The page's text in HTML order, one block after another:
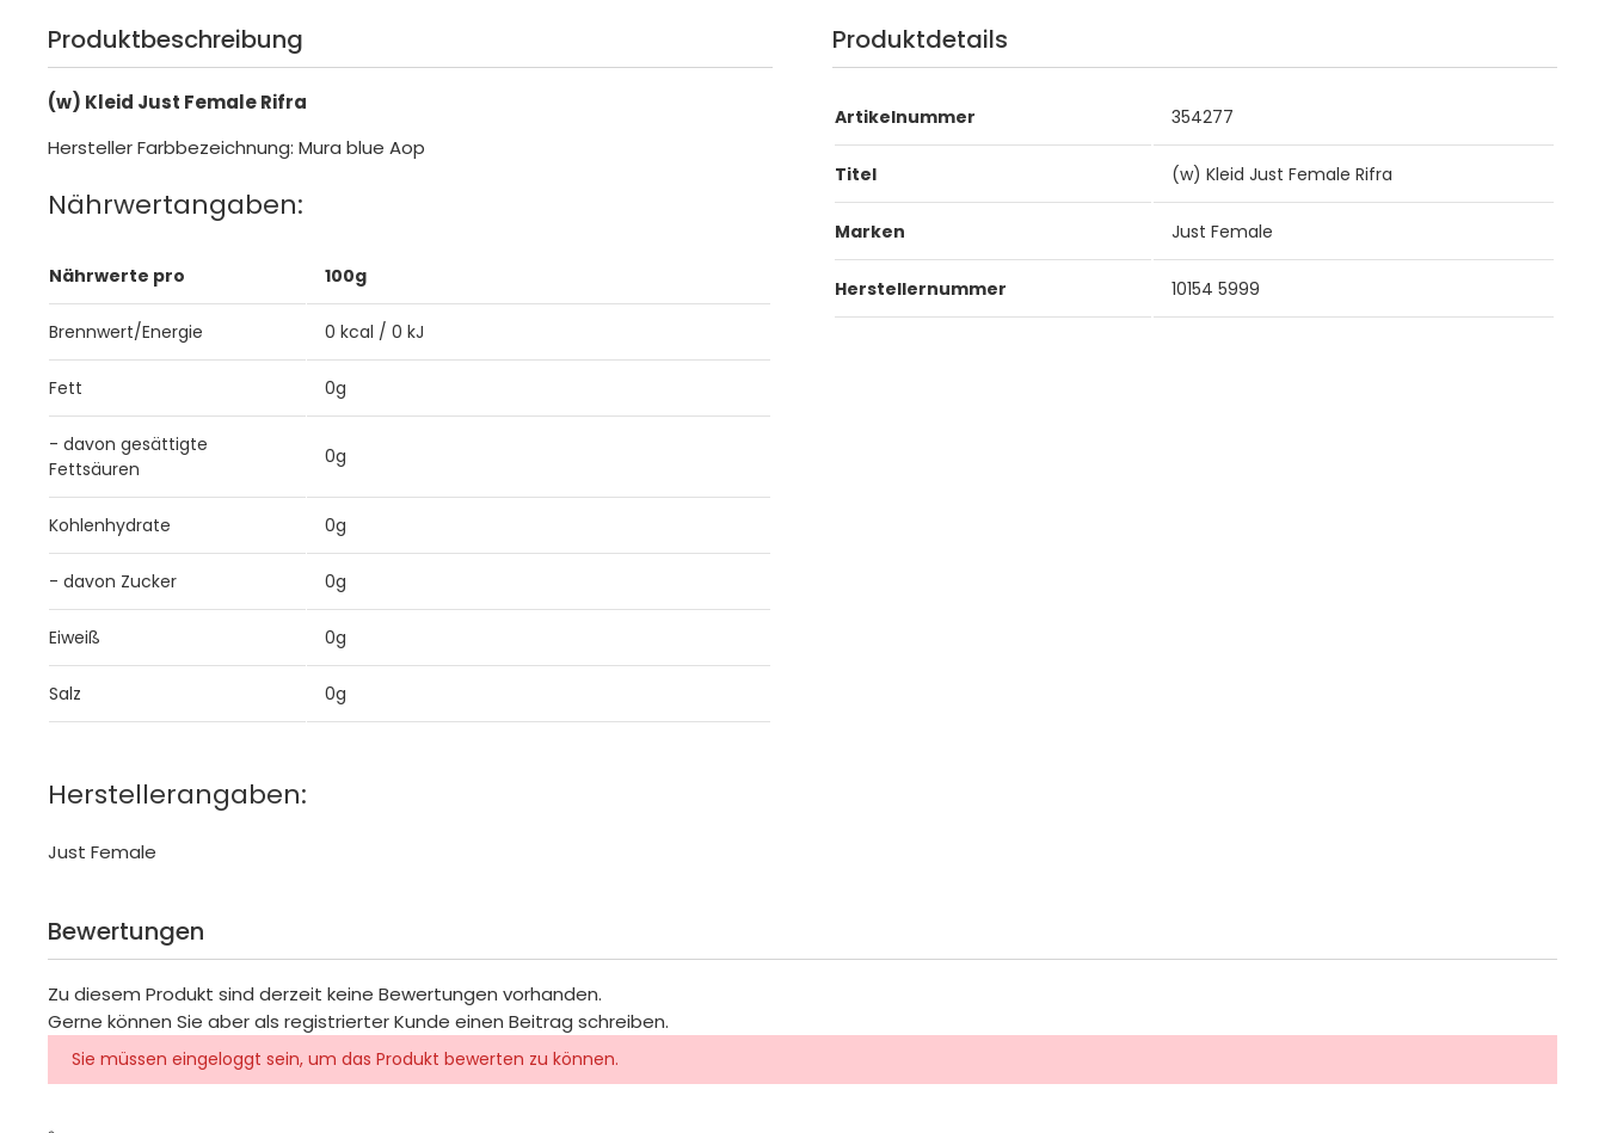
Produktbeschreibung
(w) Kleid Just Female Rifra
Hersteller Farbbezeichnung: Mura blue Aop
Nährwertangaben:
Nährwerte pro 100g
Brennwert/Energie 0 kcal / 0 kJ
Fett 0g
- davon gesättigte
Fettsäuren
0g
Kohlenhydrate 0g
- davon Zucker 0g
Eiweiß 0g
Salz 0g
Herstellerangaben:
Just Female
Produktdetails
Artikelnummer 354277
Titel (w) Kleid Just Female Rifra
Marken Just Female
Herstellernummer 10154 5999
Bewertungen
Zu diesem Produkt sind derzeit keine Bewertungen vorhanden.
Gerne können Sie aber als registrierter Kunde einen Beitrag schreiben.
Sie müssen eingeloggt sein, um das Produkt bewerten zu können.